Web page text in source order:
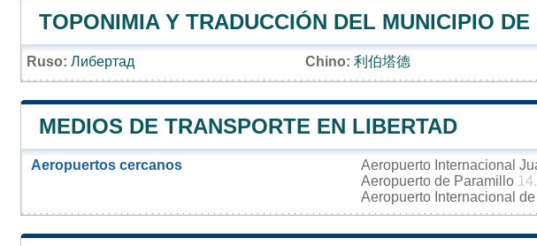
TOPONIMIA Y TRADUCCIÓN DEL MUNICIPIO
Ruso: Либертад Chino: 利伯塔德
MEDIOS DE TRANSPORTE EN LIBERTAD
Aeropuertos cercanos Aeropuerto Internacional
Aeropuerto de Paramillo
Aeropuerto Internacional